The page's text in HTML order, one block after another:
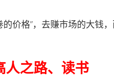
价格”，去赚市场的大钱，
人之路、读书